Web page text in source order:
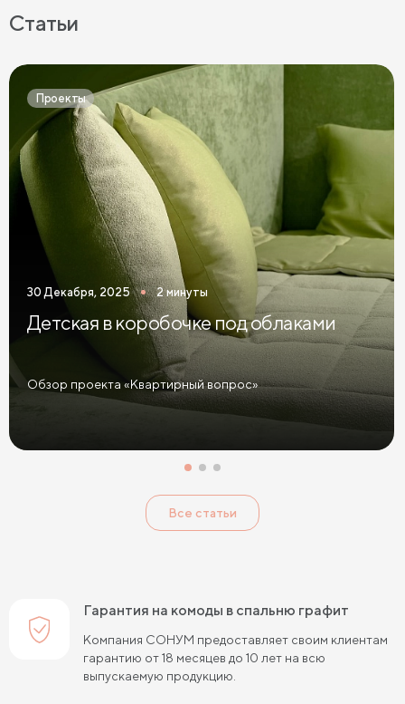
Бежевые комоды в спальню Синие комоды в спальню
Зеленые комоды в спальню Комоды в спальню графит
Розовые комоды в спальню Голубые комоды в спальню
Комоды Дуб Сонома Комоды Ясень
Комоды 3 ящика Комоды 5 ящиков
Широкие комоды
Статьи
Проекты
30 Декабря, 2025 2 минуты
Детская в коробочке под облаками
Обзор проекта «Квартирный вопрос»
Все статьи
Гарантия на комоды в спальню графит
Компания СОНУМ предоставляет своим клиентам
гарантию от 18 месяцев до 10 лет на всю
выпускаемую продукцию.